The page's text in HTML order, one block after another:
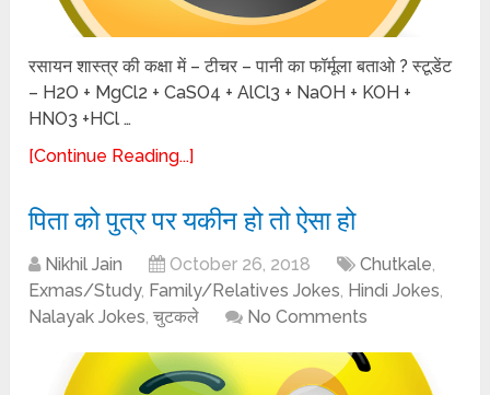
रसायन शास्त्र की कक्षा में – टीचर – पानी का फॉर्मूला बताओ ? स्टूडेंट
– H2O + MgCl2 + CaSO4 + AlCl3 + NaOH + KOH +
HNO3 +HCl …
[Continue Reading...]
पिता को पुत्र पर यकीन हो तो ऐसा हो
Nikhil Jain October 26, 2018 Chutkale,
Exmas/Study, Family/Relatives Jokes, Hindi Jokes,
Nalayak Jokes,चुटकले No Comments